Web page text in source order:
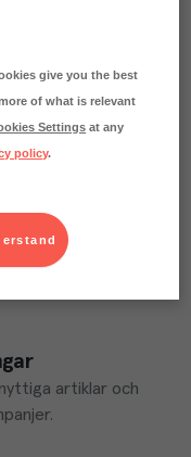
motsvarande
artiklar och
give you the best
of what is relevant
Settings at any
policy.